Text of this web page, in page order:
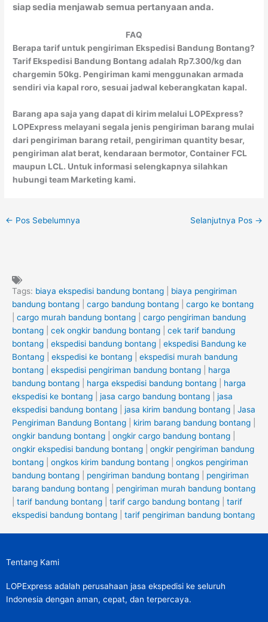
siap sedia menjawab semua pertanyaan anda.
FAQ
Berapa tarif untuk pengiriman Ekspedisi Bandung Bontang?
Tarif Ekspedisi Bandung Bontang adalah Rp7.300/kg dan
chargemin 50kg. Pengiriman kami menggunakan armada
sendiri via kapal roro, sesuai jadwal keberangkatan kapal.
Barang apa saja yang dapat di kirim melalui LOPExpress?
LOPExpress melayani segala jenis pengiriman barang mulai
dari pengiriman barang retail, pengiriman quantity besar,
pengiriman alat berat, kendaraan bermotor, Container FCL
maupun LCL. Untuk informasi selengkapnya silahkan
hubungi team Marketing kami.
← Pos Sebelumnya Selanjutnya Pos →
Tags: biaya ekspedisi bandung bontang
biaya pengiriman
bandung bontang
cargo bandung bontang
cargo ke bontang
cargo murah bandung bontang
cargo pengiriman bandung
bontang
cek ongkir bandung bontang
cek tarif bandung
bontang
ekspedisi bandung bontang
ekspedisi Bandung ke
Bontang
ekspedisi ke bontang
ekspedisi murah bandung
bontang
ekspedisi pengiriman bandung bontang
harga
bandung bontang
harga ekspedisi bandung bontang
harga
ekspedisi ke bontang
jasa cargo bandung bontang
jasa
ekspedisi bandung bontang
jasa kirim bandung bontang
Jasa
Pengiriman Bandung Bontang
kirim barang bandung bontang
ongkir bandung bontang
ongkir cargo bandung bontang
ongkir ekspedisi bandung bontang
ongkir pengiriman bandung
bontang
ongkos kirim bandung bontang
ongkos pengiriman
bandung bontang
pengiriman bandung bontang
pengiriman
barang bandung bontang
pengiriman murah bandung bontang
tarif bandung bontang tarif cargo bandung bontang
tarif
ekspedisi bandung bontang
tarif pengiriman bandung bontang
Tentang Kami
LOPExpress adalah perusahaan jasa ekspedisi ke seluruh
Indonesia dengan aman, cepat, dan terpercaya.